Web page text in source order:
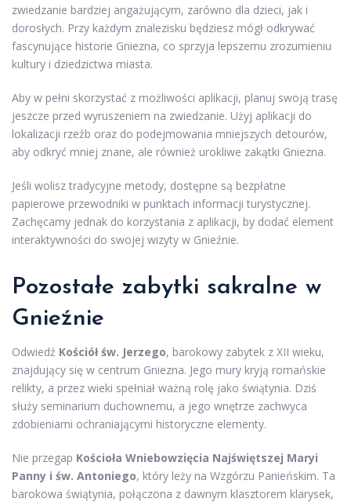
zwiedzanie bardziej angażującym, zarówno dla dzieci, jak i
dorosłych. Przy każdym znalezisku będziesz mógł odkrywać
fascynujące historie Gniezna, co sprzyja lepszemu zrozumieniu
kultury i dziedzictwa miasta.
Aby w pełni skorzystać z możliwości aplikacji, planuj swoją trasę
jeszcze przed wyruszeniem na zwiedzanie. Użyj aplikacji do
lokalizacji rzeźb oraz do podejmowania mniejszych detourów,
aby odkryć mniej znane, ale również urokliwe zakątki Gniezna.
Jeśli wolisz tradycyjne metody, dostępne są bezpłatne
papierowe przewodniki w punktach informacji turystycznej.
Zachęcamy jednak do korzystania z aplikacji, by dodać element
interaktywności do swojej wizyty w Gnieźnie.
Pozostałe zabytki sakralne w
Gnieźnie
Odwiedź Kościół św. Jerzego, barokowy zabytek z XII wieku,
znajdujący się w centrum Gniezna. Jego mury kryją romańskie
relikty, a przez wieki spełniał ważną rolę jako świątynia. Dziś
służy seminarium duchownemu, a jego wnętrze zachwyca
zdobieniami ochraniającymi historyczne elementy.
Nie przegap Kościoła Wniebowzięcia Najświętszej Maryi
Panny i św. Antoniego, który leży na Wzgórzu Panieńskim. Ta
barokowa świątynia, połączona z dawnym klasztorem klarysek,